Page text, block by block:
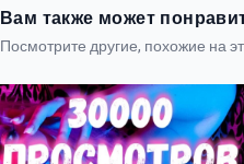
Вам также может
Посмотрите другие, похожие на